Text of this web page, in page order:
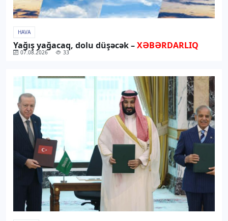
HAVA
Yağış yağacaq, dolu düşəcək –XƏBƏRDARLIQ
07.08.2026 33